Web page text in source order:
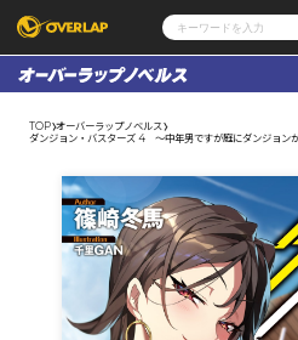
コミックガルド
コミッククリエ
LiQulle
コミックエッセイ
ポケットモンスター
アニメ
ゲーム
企業
会社概要
採用情報
アクセス
オーバーラップホールディングス
オーバーラッ
TOP オーバーラップノベルス
ダンジョン・バスターズ 4 ～中年男ですが庭にダンジョン